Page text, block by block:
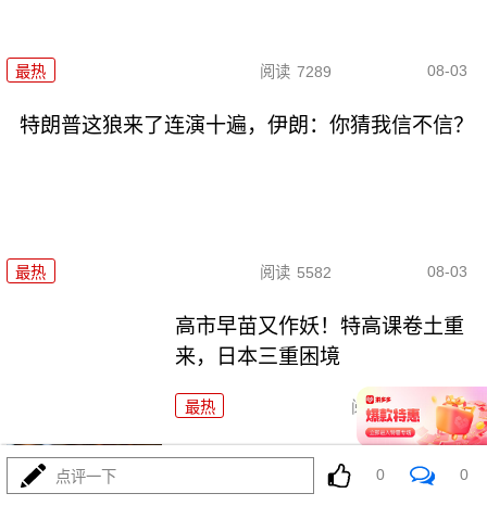
最热 阅读 7289 08-03
特朗普这狼来了连演十遍，伊朗：你猜我信不信？
最热 阅读 5582 08-03
高市早苗又作妖！特高课卷土重
来，日本三重困境
最热 阅读 4917
央视：空警600横空出世，美航母
最强王牌失效
点评一下 0 0